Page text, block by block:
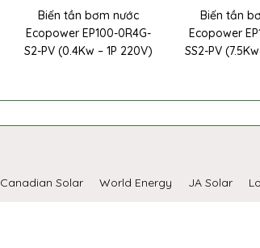
Biến tần bơm nước
Ecopower EP100-0R4G-
S2-PV (0.4Kw – 1P 220V)
Biến tần
Ecopower
SS2-PV
Canadian Solar World Energy JA Solar